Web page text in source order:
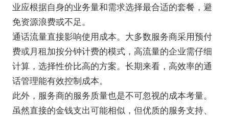
业应根据自身的业务量和需求选择最合适的套餐，避
免资源浪费或不足。
通话流量直接影响使用成本。大多数服务商采用预付
费或月租加按分钟计费的模式，高流量的企业需仔细
计算，选择性价比高的方案。长期来看，高效率的通
话管理能有效控制成本。
此外，服务商的服务质量也是不可忽视的成本考量。
虽然直接的金钱支出可能相似，但优质的服务支持、